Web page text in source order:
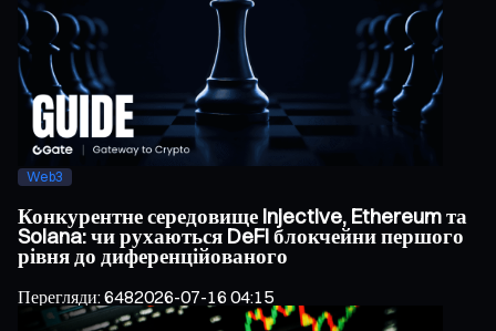
Web3
Конкурентне середовище Injective, Ethereum та
Solana: чи рухаються DeFi блокчейни першого
рівня до диференційованого
Перегляди:6482026-07-16 04:15